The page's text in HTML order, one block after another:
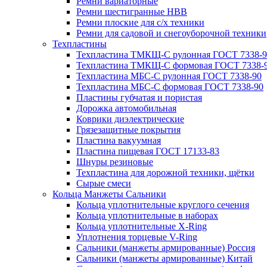
Ремни шестигранные HBB
Ремни плоские для с/х техники
Ремни для садовой и снегоуборочной техники
Техпластины
Техпластина ТМКЩ-С рулонная ГОСТ 7338-
Техпластина ТМКЩ-С формовая ГОСТ 7338-
Техпластина МБС-С рулонная ГОСТ 7338-90
Техпластина МБС-С формовая ГОСТ 7338-90
Пластины губчатая и пористая
Дорожка автомобильная
Коврики диэлектрические
Грязезащитные покрытия
Пластина вакуумная
Пластина пищевая ГОСТ 17133-83
Шнуры резиновые
Техпластина для дорожной техники, щётки
Сырые смеси
Кольца Манжеты Сальники
Кольца уплотнительные круглого сечения
Кольца уплотнительные в наборах
Кольца уплотнительные Х-Ring
Уплотнения торцевые V-Ring
Сальники (манжеты армированные) Россия
Сальники (манжеты армированные) Китай